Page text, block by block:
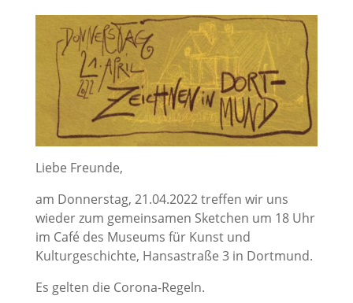
Liebe Freunde,
am Donnerstag, 21.04.2022 treffen wir uns
wieder zum gemeinsamen Sketchen um 18 Uhr
im Café des Museums für Kunst und
Kulturgeschichte, Hansastraße 3 in Dortmund.
Es gelten die Corona-Regeln.